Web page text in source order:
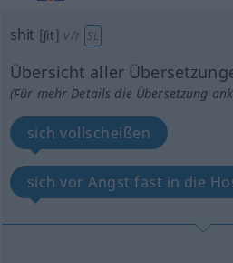
shit [ʃit] v/r SL
Übersicht aller
(Für mehr Details die Übersetzung
sich vollscheißen
sich vor Angst fast in die